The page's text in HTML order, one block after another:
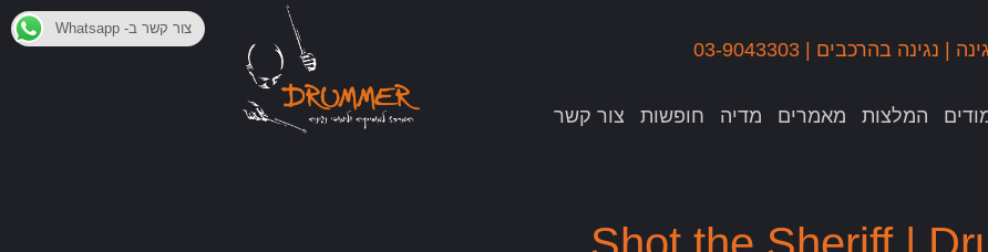
נגינה בהרכבים 03-9043303
המלצות מאמרים מדיה חופשות צור קשר
צור קשר ב- Whatsapp